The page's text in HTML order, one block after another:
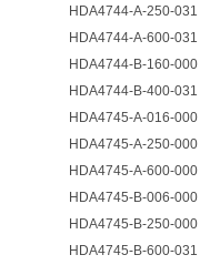
HDA4744-A-250-
HDA4744-A-600-
HDA4744-B-160-
HDA4744-B-400-
HDA4745-A-016-
HDA4745-A-250-
HDA4745-A-600-
HDA4745-B-006-
HDA4745-B-250-
HDA4745-B-600-